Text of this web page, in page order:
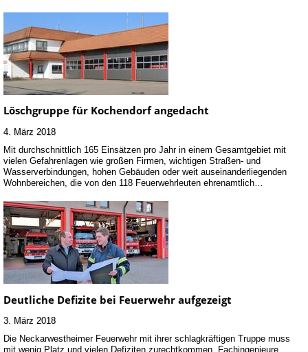
Löschgruppe für Kochendorf angedacht
4. März 2018
Mit durchschnittlich 165 Einsätzen pro Jahr in einem Gesamtgebiet mit
vielen Gefahrenlagen wie großen Firmen, wichtigen Straßen- und
Wasserverbindungen, hohen Gebäuden oder weit auseinanderliegenden
Wohnbereichen, die von den 118 Feuerwehrleuten ehrenamtlich…
Deutliche Defizite bei Feuerwehr aufgezeigt
3. März 2018
Die Neckarwestheimer Feuerwehr mit ihrer schlagkräftigen Truppe muss
mit wenig Platz und vielen Defiziten zurechtkommen. Fachingenieure